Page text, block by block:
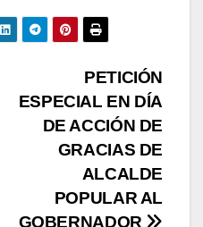
PETICIÓN
ESPECIAL EN DÍA
DE ACCIÓN DE
GRACIAS DE
ALCALDE
POPULAR AL
GOBERNADOR